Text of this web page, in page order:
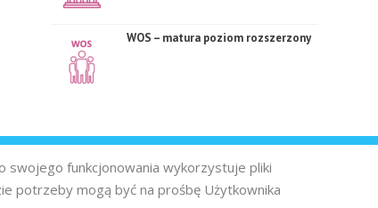
WOS – matura poziom rozszerzony
swojego funkcjonowania wykorzystuje pliki
potrzeby mogą być na prośbę Użytkownika